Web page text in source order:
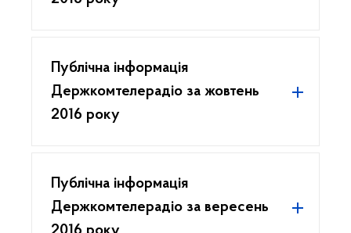
Публічна інформація
Держкомтелерадіо за жовтень
2016 року
Публічна інформація
Держкомтелерадіо за вересень